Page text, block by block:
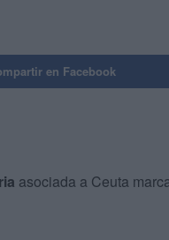
en Facebook
asociada a Ceuta